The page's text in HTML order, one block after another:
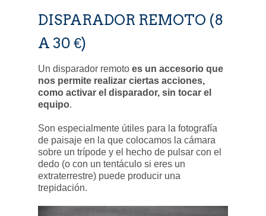
DISPARADOR REMOTO (8
A 30 €)
Un disparador remoto es un accesorio que
nos permite realizar ciertas acciones,
como activar el disparador, sin tocar el
equipo.
Son especialmente útiles para la fotografía
de paisaje en la que colocamos la cámara
sobre un trípode y el hecho de pulsar con el
dedo (o con un tentáculo si eres un
extraterrestre) puede producir una
trepidación.